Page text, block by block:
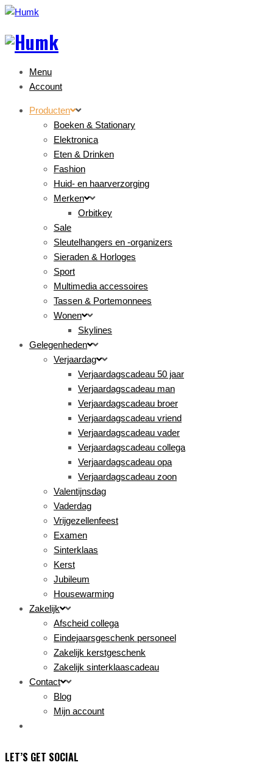
Menu
Account
Producten
Boeken & Stationary
Elektronica
Eten & Drinken
Fashion
Huid- en haarverzorging
Merken
Orbitkey
Sale
Sleutelhangers en -organizers
Sieraden & Horloges
Sport
Multimedia accessoires
Tassen & Portemonnees
Wonen
Skylines
Gelegenheden
Verjaardag
Verjaardagscadeau 50 jaar
Verjaardagscadeau man
Verjaardagscadeau broer
Verjaardagscadeau vriend
Verjaardagscadeau vader
Verjaardagscadeau collega
Verjaardagscadeau opa
Verjaardagscadeau zoon
Valentijnsdag
Vaderdag
Vrijgezellenfeest
Examen
Sinterklaas
Kerst
Jubileum
Housewarming
Zakelijk
Afscheid collega
Eindejaarsgeschenk personeel
Zakelijk kerstgeschenk
Zakelijk sinterklaascadeau
Contact
Blog
Mijn account
LET’S GET SOCIAL